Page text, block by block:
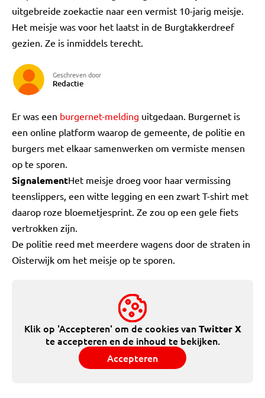
uitgebreide zoekactie naar een vermist 10-jarig meisje.
Het meisje was voor het laatst in de Burgtakkerdreef
gezien. Ze is inmiddels terecht.
Geschreven door
Redactie
Er was een burgernet-melding uitgedaan. Burgernet is
een online platform waarop de gemeente, de politie en
burgers met elkaar samenwerken om vermiste mensen
op te sporen.
SignalementHet meisje droeg voor haar vermissing
teenslippers, een witte legging en een zwart T-shirt met
daarop roze bloemetjesprint. Ze zou op een gele fiets
vertrokken zijn.
De politie reed met meerdere wagens door de straten in
Oisterwijk om het meisje op te sporen.
Klik op 'Accepteren' om de cookies vanTwitter X
te accepteren en de inhoud te bekijken.
Accepteren